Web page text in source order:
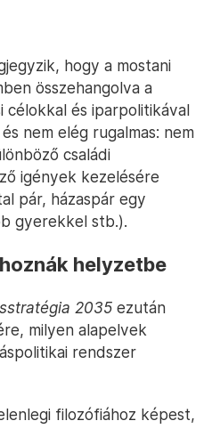
hogy a mostani
összehangolva a
célokkal és iparpolitikával
nem elég rugalmas: nem
családi
igények kezelésére
pár, házaspár egy
gyerekkel stb.).
helyzetbe
2035 ezután
milyen alapelvek
rendszer
filozófiához képest,